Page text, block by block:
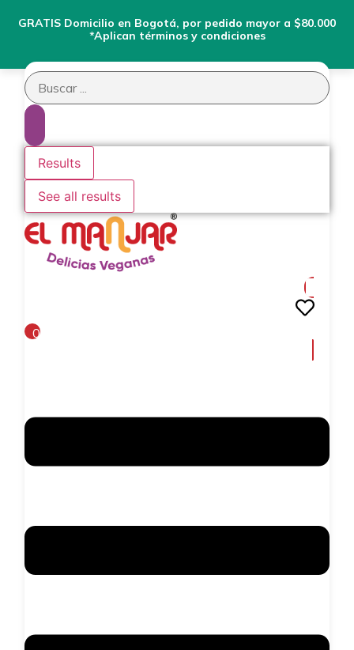
GRATIS Domicilio en Bogotá, por pedido mayor a $80.000
*Aplican términos y condiciones
Search
...
Results
See all results
0